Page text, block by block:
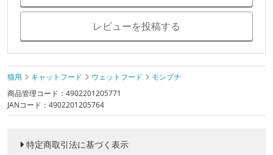
レビューを投稿する
猫用 キャットフード ウェットフード
モンプチ
商品管理コード：4902201205771
JANコード：4902201205764
特定商取引法に基づく表示